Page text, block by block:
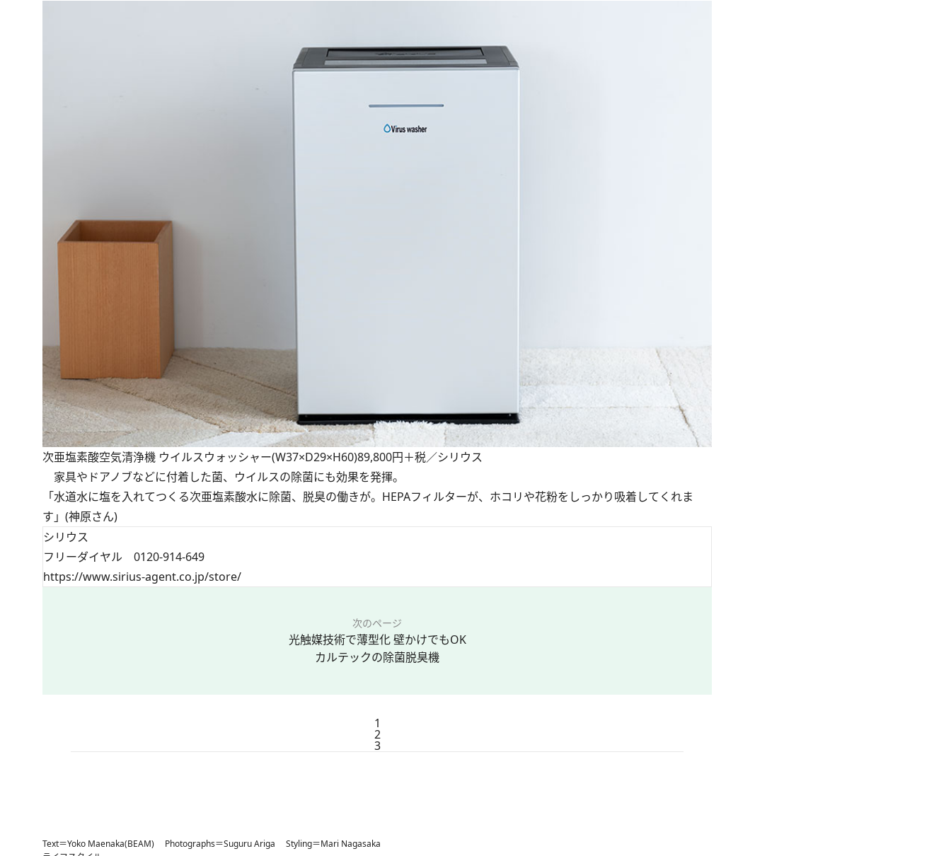
次亜塩素酸空気清浄機 ウイルスウォッシャー(W37×D29×H60)89,800円＋税／シリウス
家具やドアノブなどに付着した菌、ウイルスの除菌にも効果を発揮。
「水道水に塩を入れてつくる次亜塩素酸水に除菌、脱臭の働きが。HEPAフィルターが、ホコリや花粉をしっかり吸着してくれま
す」(神原さん)
シリウス
フリーダイヤル 0120-914-649
https://www.sirius-agent.co.jp/store/
次のページ
光触媒技術で薄型化 壁かけでもOK
カルテックの除菌脱臭機
1
2
3
Text＝Yoko Maenaka(BEAM) Photographs＝Suguru Ariga Styling＝Mari Nagasaka